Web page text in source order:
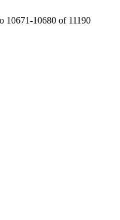
10671-10680 of 11190